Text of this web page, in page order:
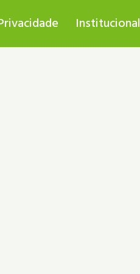
Institucional